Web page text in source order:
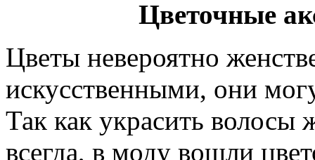
Цветочные
Цветы невероятно
искусственными, они
Так как украсить
всегда, в моду вошли